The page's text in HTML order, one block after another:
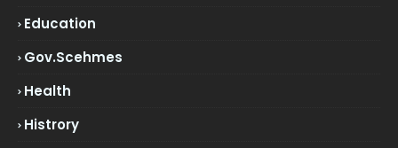
Education
Gov.scehmes
Health
Histrory